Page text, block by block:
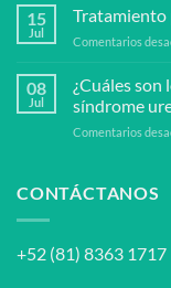
15
Jul
Tratamiento
Comentarios
08
Jul
¿Cuáles
síndrome
Comentarios
CONTÁCTANOS
+52 (81) 8363 1717